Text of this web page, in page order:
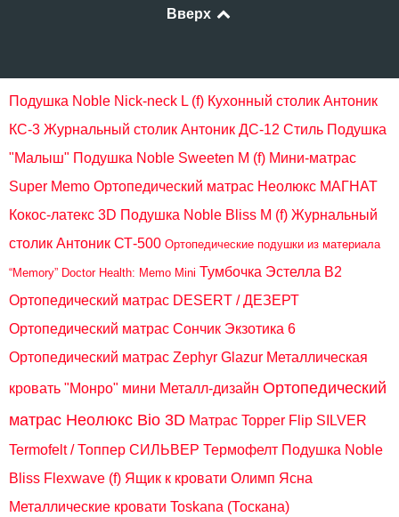
Вверх
Подушка Noble Nick-neck L (f) Кухонный столик Антоник
КС-3 Журнальный столик Антоник ДС-12 Стиль Подушка
"Малыш" Подушка Noble Sweeten M (f) Мини-матрас
Super Memo Ортопедический матрас Неолюкс МАГНАТ
Кокос-латекс 3D Подушка Noble Bliss M (f) Журнальный
столик Антоник СТ-500 Ортопедические подушки из материала
“Memory” Doctor Health: Memo Mini Тумбочка Эстелла В2
Ортопедический матрас DESERT / ДЕЗЕРТ
Ортопедический матрас Сончик Экзотика 6
Ортопедический матрас Zephyr Glazur Металлическая
кровать "Монро" мини Металл-дизайн Ортопедический
матрас Неолюкс Bio 3D Матрас Topper Flip SILVER
Termofelt / Топпер СИЛЬВЕР Термофелт Подушка Noble
Bliss Flexwave (f) Ящик к кровати Олимп Ясна
Металлические кровати Toskana (Тоскана)